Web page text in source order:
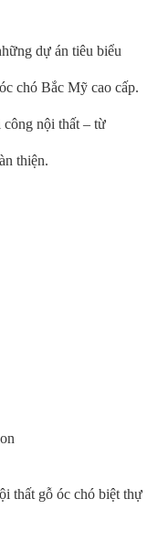
dự án tiêu biểu
chó Bắc Mỹ cao cấp.
nội thất – từ
thiện.
thất gỗ óc chó biệt thự